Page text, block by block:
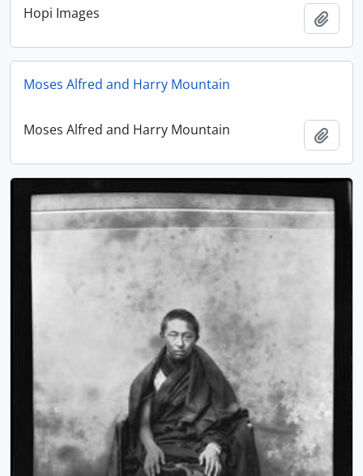
Hopi Images
Moses Alfred and Harry Mountain
Moses Alfred and Harry Mountain